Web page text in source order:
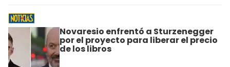
Novaresio enfrentó a Sturzenegger
por el proyecto para liberar el precio
de los libros